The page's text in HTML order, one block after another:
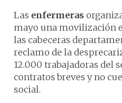
Las enfermeras
mayo una movilización
las cabeceras
reclamo de la
12.000 trabajadoras del
contratos breves y no
social.